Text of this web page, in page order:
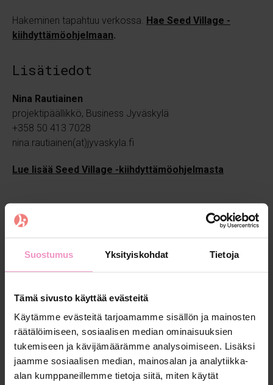
Suostumus Yksityiskohdat Tietoja
Tämä sivusto käyttää evästeitä
Käytämme evästeitä tarjoamamme sisällön ja mainosten
räätälöimiseen, sosiaalisen median ominaisuuksien
tukemiseen ja kävijämäärämme analysoimiseen. Lisäksi
jaamme sosiaalisen median, mainosalan ja analytiikka-
alan kumppaneillemme tietoja siitä, miten käytät
Hakeminen tapahtuu verkossa. Hae Seed Village -
kiihdyttämöohjelmaan.
Lisätiedot
Nina Rautiainen
projektipäällikkö, Business Jyväskylä
+358 50 413 7028
nina.rautiainen(at)jyvaskyla.fi
Lue lisää Seed Village -kiihdyttämöohjelmasta
Lisää aiheesta